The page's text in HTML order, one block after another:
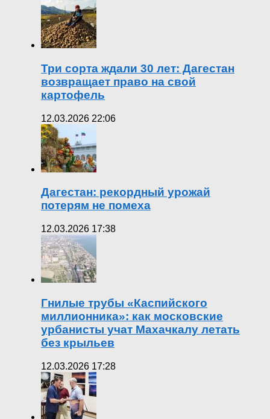
Три сорта ждали 30 лет: Дагестан
возвращает право на свой
картофель
12.03.2026 22:06
Дагестан: рекордный урожай
потерям не помеха
12.03.2026 17:38
Гнилые трубы «Каспийского
миллионника»: как московские
урбанисты учат Махачкалу летать
без крыльев
12.03.2026 17:28